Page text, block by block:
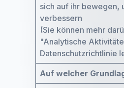
sich auf ihr bewegen,
verbessern
(Sie können mehr
"Analytische
Datenschutzrichtlinie
Auf welcher